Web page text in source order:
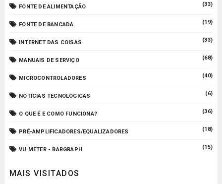
FONTE DE ALIMENTAÇÃO (33)
FONTE DE BANCADA (19)
INTERNET DAS COISAS (33)
MANUAIS DE SERVIÇO (68)
MICROCONTROLADORES (40)
NOTÍCIAS TECNOLÓGICAS (6)
O QUE É E COMO FUNCIONA? (36)
PRÉ-AMPLIFICADORES/EQUALIZADORES (18)
VU METER - BARGRAPH (15)
MAIS VISITADOS